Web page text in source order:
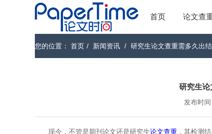
首页 论文查
您的位置： 首页 / 新闻资讯 / 研究生论文查重需多久出
研究生论
发布时
现今，不管是期刊论文还是研究生论文查重 ，其检测